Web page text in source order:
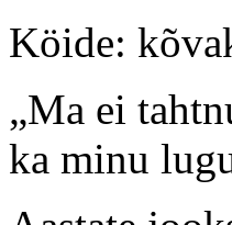
Köide:
„Ma ei
ka minu